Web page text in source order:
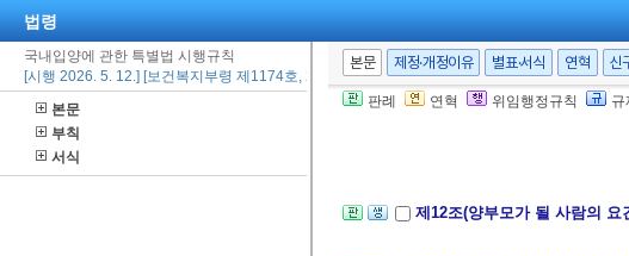
법령
국내입양에 관한 특별법 시행규칙
[시행 2026. 5. 12.] [보건복지부령 제1174호, 2026. 5. 12., 타법개정]
본문
부칙
서식
본문 제정·개정이유 별표·서식 연혁 신
판례 연혁 위임행정규칙 규
제11조(범죄경력조회의 요청)
조회 요청서에 양부모가 되
② 제1항에 따른 요청을 받
에
제12조(양부모가 될 사람의 요